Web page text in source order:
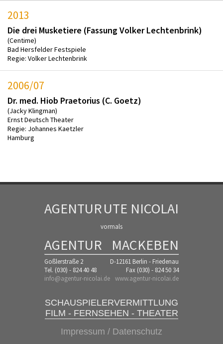
2013
Die drei Musketiere (Fassung Volker Lechtenbrink)
(Centime)
Bad Hersfelder Festspiele
Regie: Volker Lechtenbrink
2006/07
Dr. med. Hiob Praetorius (C. Goetz)
(Jacky Klingman)
Ernst Deutsch Theater
Regie: Johannes Kaetzler
Hamburg
AGENTURUTE NICOLAI
vormals
AGENTUR MACKEBEN
Goßlerstraße 2
D-12161 Berlin - Friedenau
Tel. (030) - 824 40 48
Fax (030) - 824 50 34
info@agentur-nicolai.de www.agentur-nicolai.de
SCHAUSPIELERVERMITTLUNG
FILM - FERNSEHEN - THEATER
Impressum / Datenschutz